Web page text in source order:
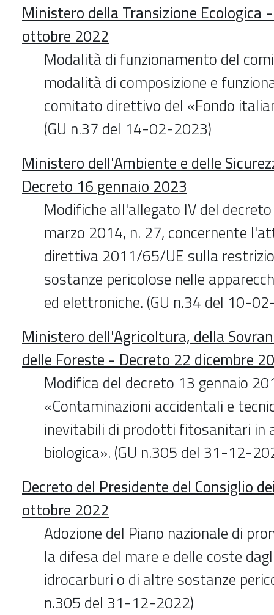
Ministero della Transizione Ecologica
ottobre 2022
Modalità di funzionamento del
modalità di composizione e
comitato direttivo del «Fondo
(GU n.37 del 14-02-2023)
Ministero dell'Ambiente e delle
Decreto 16 gennaio 2023
Modifiche all'allegato IV del
marzo 2014, n. 27, concernente
direttiva 2011/65/UE sulla
sostanze pericolose nelle
ed elettroniche. (GU n.34 del 10-
Ministero dell'Agricoltura, della
delle Foreste - Decreto 22 dicembre
Modifica del decreto 13 gennaio
«Contaminazioni accidentali e
inevitabili di prodotti fitosanitari in
biologica». (GU n.305 del 31-12-
Decreto del Presidente del Consiglio
ottobre 2022
Adozione del Piano nazionale di
la difesa del mare e delle coste
idrocarburi o di altre sostanze
n.305 del 31-12-2022)